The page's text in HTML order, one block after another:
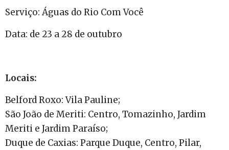
Serviço: Águas do Rio Com Você
Data: de 23 a 28 de outubro
Locais:
Belford Roxo: Vila Pauline;
São João de Meriti: Centro, Tomazinho, Jardim
Meriti e Jardim Paraíso;
Duque de Caxias: Parque Duque, Centro, Pilar,